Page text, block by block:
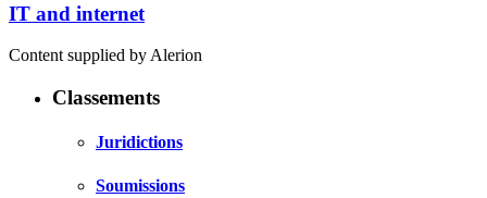
IT and internet
Content supplied by Alerion
Classements
Juridictions
Soumissions